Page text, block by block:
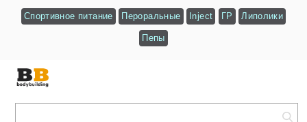
Спортивное питание Пероральные Inject ГР Липолики
Пепы